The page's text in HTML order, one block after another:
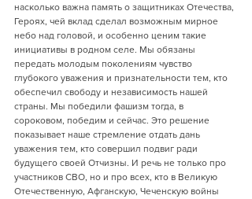
насколько важна память о защитниках Отечества,
Героях, чей вклад сделал возможным мирное
небо над головой, и особенно ценим такие
инициативы в родном селе. Мы обязаны
передать молодым поколениям чувство
глубокого уважения и признательности тем, кто
обеспечил свободу и независимость нашей
страны. Мы победили фашизм тогда, в
сороковом, победим и сейчас. Это решение
показывает наше стремление отдать дань
уважения тем, кто совершил подвиг ради
будущего своей Отчизны. И речь не только про
участников СВО, но и про всех, кто в Великую
Отечественную, Афганскую, Чеченскую войны